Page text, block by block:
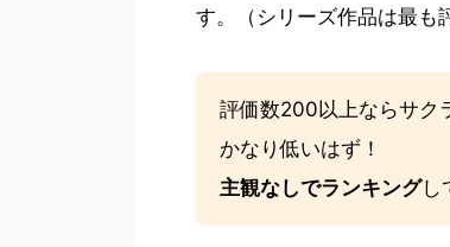
す。（シリーズ作品は最も
評価数200以上ならサク
かなり低いはず！
主観なしでランキングし